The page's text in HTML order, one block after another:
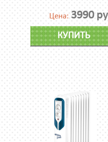
Цена: 3990
КУПИТЬ